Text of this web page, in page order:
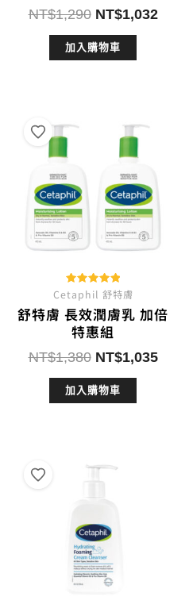
NT$1,290 原
始
價
NT$1,032目
加入購物車
評分
5.00
滿分 5
Cetaphil 舒特膚
舒特膚 長效潤膚乳 加倍
特惠組
NT$1,380 原
始
價
NT$1,035目
加入購物車